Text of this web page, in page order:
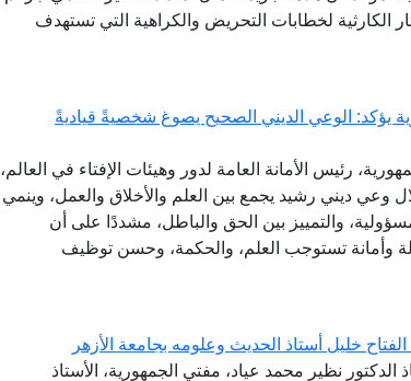
الكارثية لخطابات التحريض والكراهية التي تستهدف
يؤكد: الوعي الديني الصحيح يصوغ شخصيةً قياديةً
رئيس الأمانة العامة لدور وهيئات الإفتاء في العالم،
وعي ديني رشيد يجمع بين العلم والأخلاق والعمل، وينمي
والتمييز بين الحق والباطل، مشددًا على أن
وأمانة تستوجب العلم، والحكمة، وحسن توظيف
خليل أستاذ الحديث وعلومه بجامعة الأزهر
نظير محمد عياد، مفتي الجمهورية، الأستاذ